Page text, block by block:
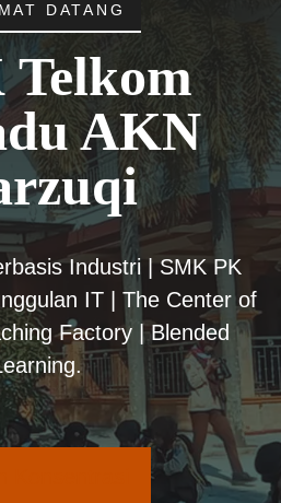
DATANG
AKN
Industri | SMK PK
IT | The Center of
Factory | Blended